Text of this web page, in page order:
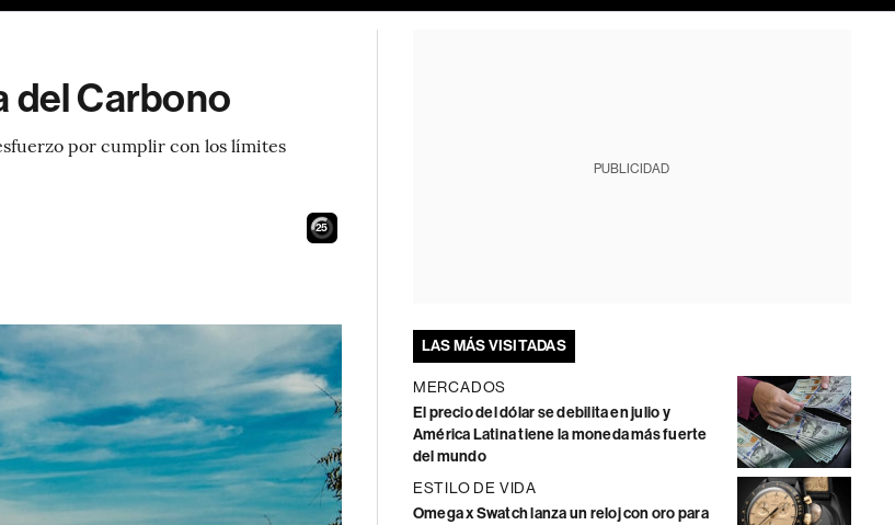
del Carbono
por cumplir con los límites
23
PUBLICIDAD
LAS MÁS VISITADAS
MERCADOS
El precio del dólar se debilita en julio y
América Latina tiene la moneda más fuerte
del mundo
ESTILO DE VIDA
Omega x Swatch lanza un reloj con oro para